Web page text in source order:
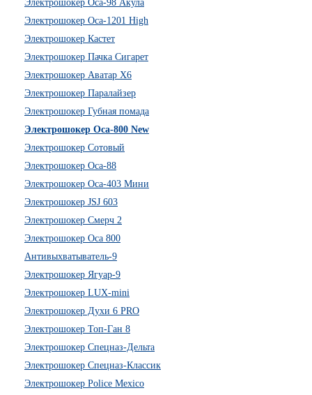
Электрошокер Оса-98 Акула
Электрошокер Оса-1201 High
Электрошокер Кастет
Электрошокер Пачка Сигарет
Электрошокер Аватар Х6
Электрошокер Паралайзер
Электрошокер Губная помада
Электрошокер Оса-800 New
Электрошокер Сотовый
Электрошокер Оса-88
Электрошокер Оса-403 Мини
Электрошокер JSJ 603
Электрошокер Смерч 2
Электрошокер Оса 800
Антивыхватыватель-9
Электрошокер Ягуар-9
Электрошокер LUX-mini
Электрошокер Духи 6 PRO
Электрошокер Топ-Ган 8
Электрошокер Спецназ-Дельта
Электрошокер Спецназ-Классик
Электрошокер Police Mexico